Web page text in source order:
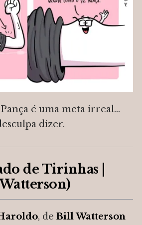
é uma meta irreal…
dizer.
de Tirinhas |
, de Bill Watterson